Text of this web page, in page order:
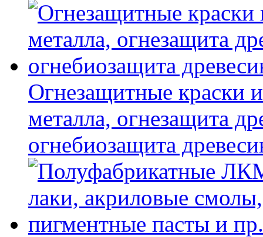
Огнезащитные краски
металла, огнезащита
огнебиозащита